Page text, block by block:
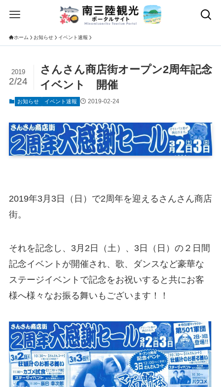
ホーム お知らせ イベント速報
さんさん商店街オープン2周年記念
イベント 開催
2019
2/24
お知らせ イベント速報 2019-02-24
2019年3月3日（ 日 ）で2周年を迎えるさんさん商店
街。
それを記念し、3月2日（土 ）、3日（ 日 ）の２日間
記念イベントが開催され、歌、ダンスなど豪華な
ステージイベントで記念をお祝いすると共にお客
様へ様々なお振る舞いもございます！！